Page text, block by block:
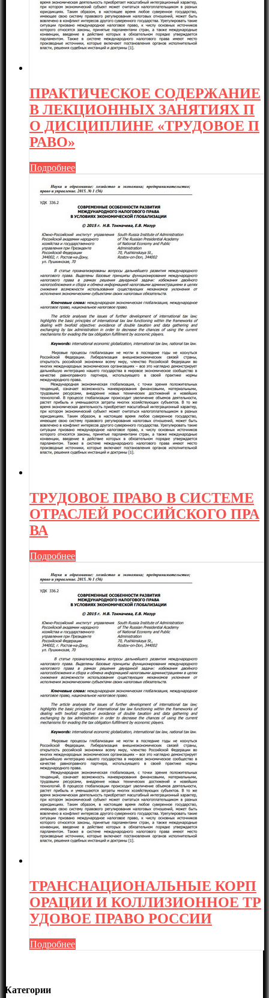
ПРАКТИЧЕСКОЕ СОДЕРЖАНИЕ
В ЛЕКЦИОННЫХ ЗАНЯТИЯХ П
О ДИСЦИПЛИНЕ «ТРУДОВОЕ П
РАВО»
Подробнее
ТРУДОВОЕ ПРАВО В СИСТЕМЕ
ОТРАСЛЕЙ РОССИЙСКОГО ПРА
ВА
Подробнее
ТРАНСНАЦИОНАЛЬНЫЕ КОРП
ОРАЦИИ И КОЛЛИЗИОННОЕ ТР
УДОВОЕ ПРАВО РОССИИ
Подробнее
Категории